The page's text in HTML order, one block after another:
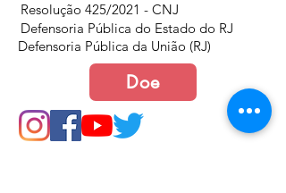
Resolução 425/2021 - CNJ
Defensoria Pública do Estado do RJ
Defensoria Pública da União (RJ)
Doe